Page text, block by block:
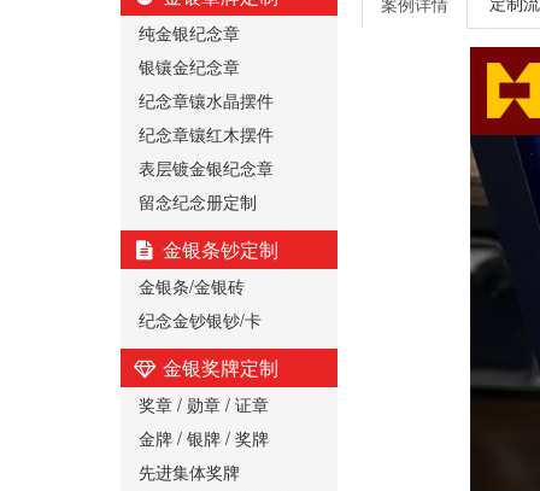
纯金银纪念章
银镶金纪念章
纪念章镶水晶摆件
纪念章镶红木摆件
表层镀金银纪念章
留念纪念册定制
金银条钞定制
金银条/金银砖
纪念金钞银钞/卡
金银奖牌定制
奖章 / 勋章 / 证章
金牌 / 银牌 / 奖牌
先进集体奖牌